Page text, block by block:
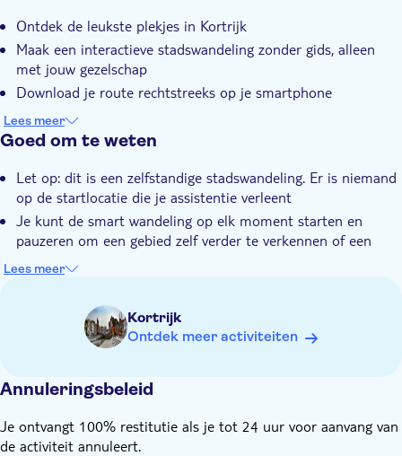
Privé groep
Ontdek de leukste plekjes in Kortrijk
Maak een interactieve stadswandeling zonder gids, alleen
met jouw gezelschap
Download je route rechtstreeks op je smartphone
Start en pauzeer de smart wandeling wanneer je maar wil
Lees meer
Goed om te weten
Let op: dit is een zelfstandige stadswandeling. Er is niemand
op de startlocatie die je assistentie verleent
Je kunt de smart wandeling op elk moment starten en
pauzeren om een gebied zelf verder te verkennen of een
Je interactieve stadswandeling bevat 16 raadsels en
Lees meer
Kortrijk
Ontdek meer activiteiten
Annuleringsbeleid
Je ontvangt 100% restitutie als je tot 24 uur voor aanvang van
de activiteit annuleert.